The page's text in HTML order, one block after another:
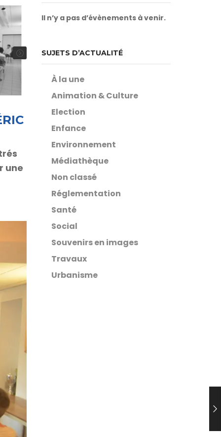
une
Il n’y a pas d’évènements à venir.
SUJETS D’ACTUALITÉ
À la une
Animation & Culture
Election
Enfance
Environnement
Médiathèque
Non classé
Réglementation
Santé
Social
Souvenirs en images
Travaux
Urbanisme